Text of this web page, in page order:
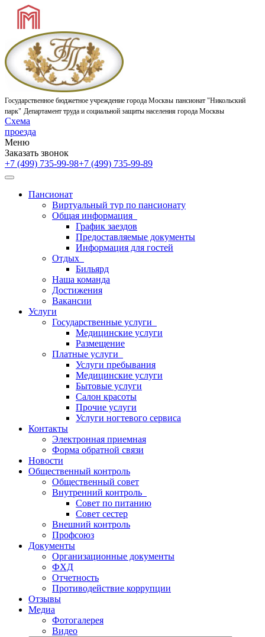
Государственное бюджетное учреждение города Москвы пансионат "Никольский
парк" Департамент труда и социальной защиты населения города Москвы
Схема
проезда
Меню
Заказать звонок
+7 (499) 735-99-98+7 (499) 735-99-89
Пансионат
Виртуальный тур по пансионату
Общая информация
График заездов
Предоставляемые документы
Информация для гостей
Отдых
Бильярд
Наша команда
Достижения
Вакансии
Услуги
Государственные услуги
Медицинские услуги
Размещение
Платные услуги
Услуги пребывания
Медицинские услуги
Бытовые услуги
Салон красоты
Прочие услуги
Услуги ногтевого сервиса
Контакты
Электронная приемная
Форма обратной связи
Новости
Общественный контроль
Общественный совет
Внутренний контроль
Совет по питанию
Совет сестер
Внешний контроль
Профсоюз
Документы
Организационные документы
ФХД
Отчетность
Противодействие коррупции
Отзывы
Медиа
Фотогалерея
Видео